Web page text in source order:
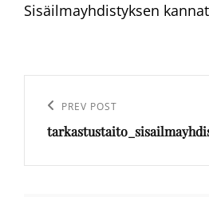
Sisäilmayhdistyksen
selaus
Previous
Post
PREV POST